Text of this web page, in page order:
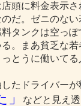
頭に料金表示
だ。ゼニのな
タンクは空っ
。まあ貧乏な
とうに働いて
たドライバー
などと見え